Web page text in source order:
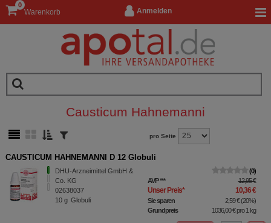
Anmelden
Warenkorb
0
Causticum Hahnemanni
pro Seite
CAUSTICUM HAHNEMANNI D 12 Globuli
DHU-Arzneimittel GmbH &
Co. KG
02638037
10 g Globuli
0
AVP*** 12,95 €
Unser Preis* 10,36 €
Sie sparen 2,59 €(20%)
Grundpreis
1036,00 €pro 1 kg